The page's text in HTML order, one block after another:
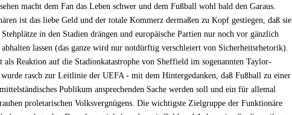
macht dem Fan das Leben schwer und dem Fußball wohl bald den Garaus.
ist das liebe Geld und der totale Kommerz dermaßen zu Kopf gestiegen, daß sie
in den Stadien drängen und europäische Partien nur noch vor gänzlich
lassen (das ganze wird nur notdürftig verschleiert von Sicherheitsrhetorik).
als Reaktion auf die Stadionkatastrophe von Sheffield im sogenannten Taylor-
rasch zur Leitlinie der UEFA - mit dem Hintergedanken, daß Fußball zu einer
Publikum ansprechenden Sache werden soll und ein für allemal
proletarischen Volksvergnügens. Die wichtigste Zielgruppe der Funktionäre